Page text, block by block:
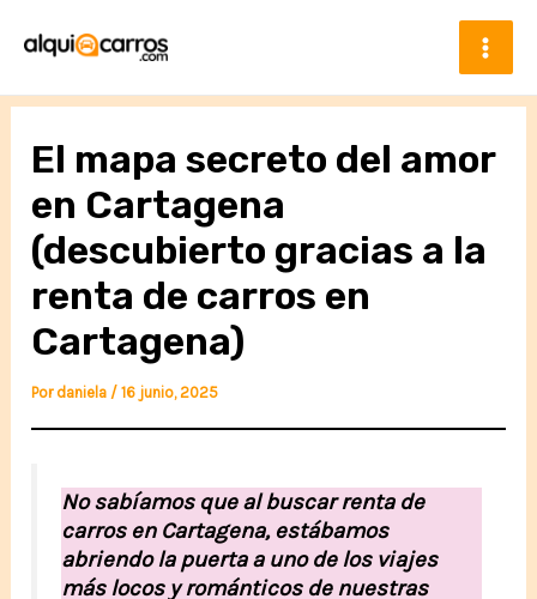
contenido
El mapa secreto del amor
en Cartagena
(descubierto gracias a la
renta de carros en
Cartagena)
Por daniela /16 junio, 2025
No sabíamos que al buscar renta de
carros en Cartagena, estábamos
abriendo la puerta a uno de los viajes
más locos y románticos de nuestras